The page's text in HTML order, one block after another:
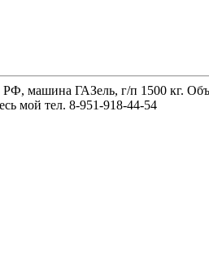
РФ, машина ГАЗель, г/п 1500 кг.
мой тел. 8-951-918-44-54